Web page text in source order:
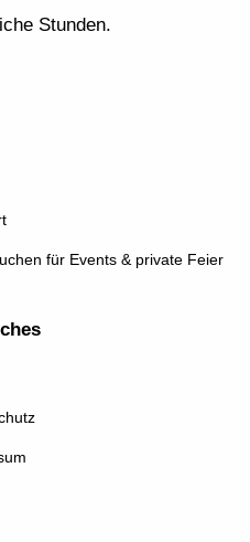
Stunden.
für Events & private Feier